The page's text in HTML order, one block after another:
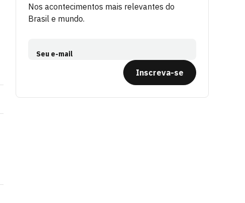
Nos acontecimentos mais relevantes do
Brasil e mundo.
Seu e-mail
Inscreva-se